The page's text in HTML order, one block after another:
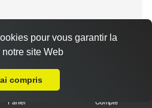
Panier Compte
pour vous garantir la
site Web
compris